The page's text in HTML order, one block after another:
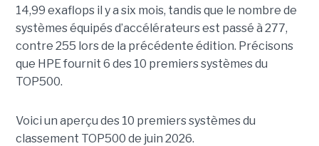
14,99 exaflops il y a six mois, tandis que le nombre de
systèmes équipés d’accélérateurs est passé à 277,
contre 255 lors de la précédente édition. Précisons
que HPE fournit 6 des 10 premiers systèmes du
TOP500.
Voici un aperçu des 10 premiers systèmes du
classement TOP500 de juin 2026.